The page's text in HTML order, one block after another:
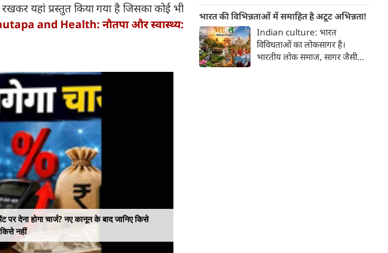
यहां प्रस्तुत किया गया है जिसका कोई भी
and Health: नौतपा और स्वास्थ्य:
पर देना होगा चार्ज? नए कानून के बाद जानिए किसे
नहीं
जब व्यक्ति अपने अहंकार का त्याग
कर भक्ति का पथ अपनाता है। कांवड़
यात्रा इसी सत्य का सजीव प्रतीक है।
मनुष्य को मनुष्य से जोड़ने वाली
सांस्कृतिक चेतना की यह एक विराट
भारत की विभिन्नताओं में समाहित है अटूट अभिन्नता!
Indian culture: भारत
विविधताओं का लोकसागर है।
भारतीय लोक समाज, सागर जैसी